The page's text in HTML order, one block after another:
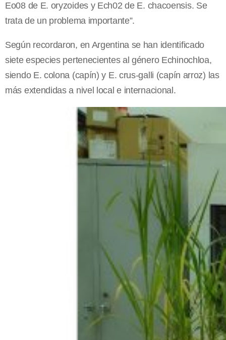
Eo08 de E. oryzoides y Ech02 de E. chacoensis. Se
trata de un problema importante”.
Según recordaron, en Argentina se han identificado
siete especies pertenecientes al género Echinochloa,
siendo E. colona (capín) y E. crus-galli (capín arroz) las
más extendidas a nivel local e internacional.